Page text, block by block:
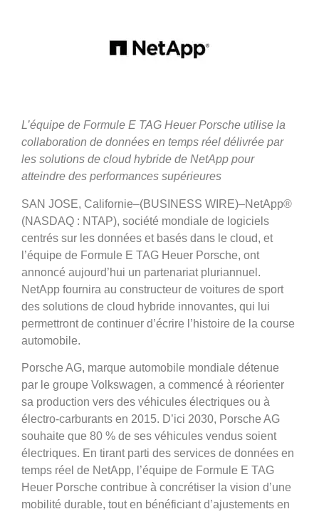
L’équipe de Formule E TAG Heuer Porsche utilise la
collaboration de données en temps réel délivrée par
les solutions de cloud hybride de NetApp pour
atteindre des performances supérieures
SAN JOSE, Californie–(BUSINESS WIRE)–NetApp®
(NASDAQ : NTAP), société mondiale de logiciels
centrés sur les données et basés dans le cloud, et
l’équipe de Formule E TAG Heuer Porsche, ont
annoncé aujourd’hui un partenariat pluriannuel.
NetApp fournira au constructeur de voitures de sport
des solutions de cloud hybride innovantes, qui lui
permettront de continuer d’écrire l’histoire de la course
automobile.
Porsche AG, marque automobile mondiale détenue
par le groupe Volkswagen, a commencé à réorienter
sa production vers des véhicules électriques ou à
électro-carburants en 2015. D’ici 2030, Porsche AG
souhaite que 80 % de ses véhicules vendus soient
électriques. En tirant parti des services de données en
temps réel de NetApp, l’équipe de Formule E TAG
Heuer Porsche contribue à concrétiser la vision d’une
mobilité durable, tout en bénéficiant d’ajustements en